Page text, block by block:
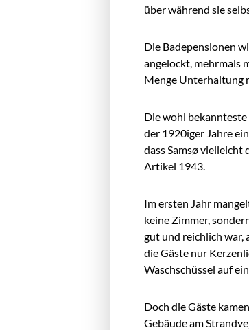
über während sie
Die Badepensionen
angelockt, mehrmals
Menge Unterhaltung
Die wohl
der 1920iger Jahre
dass Samsø vielleicht
Artikel 1943.
Im ersten Jahr
keine Zimmer,
gut und reichlich war,
die Gäste nur
Waschschüssel auf
Doch die Gäste
Gebäude am